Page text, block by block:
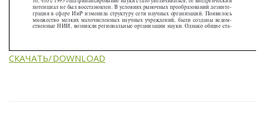
СКАЧАТЬ/DOWNLOAD